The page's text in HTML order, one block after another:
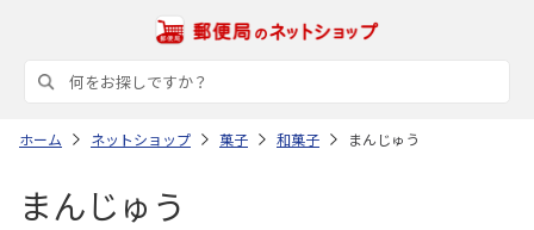
ホーム ネットショップ 菓子 和菓子 まんじゅう
まんじゅう